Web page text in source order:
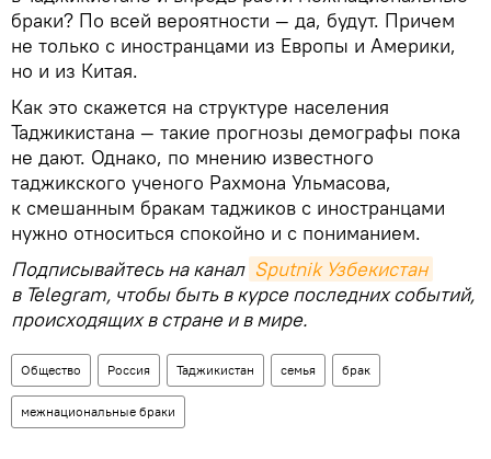
браки? По всей вероятности — да, будут. Причем
не только c иностранцами из Европы и Америки,
но и из Китая.
Как это скажется на структуре населения
Таджикистана — такие прогнозы демографы пока
не дают. Однако, по мнению известного
таджикского ученого Рахмона Ульмасова,
к смешанным бракам таджиков с иностранцами
нужно относиться спокойно и с пониманием.
Подписывайтесь на канал Sputnik Узбекистан
в Telegram, чтобы быть в курсе последних событий,
происходящих в стране и в мире.
Общество Россия Таджикистан семья брак
межнациональные браки